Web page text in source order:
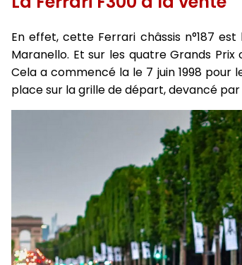
En effet, cette Ferrari châssis n°187
Maranello. Et sur les quatre Grands
Cela a commencé la le 7 juin 1998 pour
place sur la grille de départ, devancé